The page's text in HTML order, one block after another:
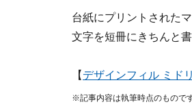
台紙にプリントされた
文字を短冊にきちんと
【 デザインフィル ミド
※記事内容は執筆時点のもので